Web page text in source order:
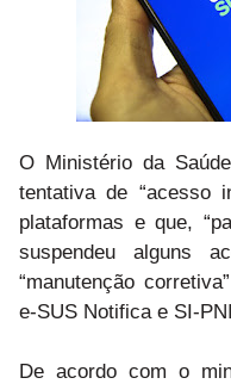
O Ministério da
tentativa de “acesso
plataformas e que,
suspendeu alguns
“manutenção
e-SUS Notifica e SI-
De acordo com o